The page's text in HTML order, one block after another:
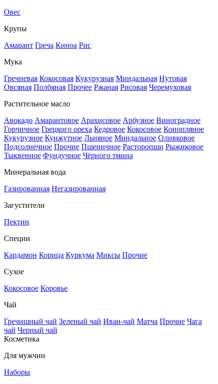
Овес
Крупы
Амарант Греча Киноа Рис
Мука
Гречневая Кокосовая Кукурузная Миндальная Нутовая
Овсяная Полбяная Прочее Ржаная Рисовая Черемуховая
Растительное масло
Авокадо Амарантовое Арахисовое Арбузное Виноградное
Горчичное Грецкого ореха Кедровое Кокосовое Конопляное
Кукурузное Кунжутное Льняное Миндальное Оливковое
Подсолнечное Прочие Пшеничное Расторопши Рыжиковое
Тыквенное Фундучное Чёрного тмина
Минеральная вода
Газированная Негазированная
Загустители
Пектин
Специи
Кардамон Корица Куркума Миксы Прочие
Сухое
Кокосовое Коровье
Чай
Гречишный чай Зеленый чай Иван-чай Матча Прочие Чага
чай Черный чай
Косметика
Для мужчин
Наборы